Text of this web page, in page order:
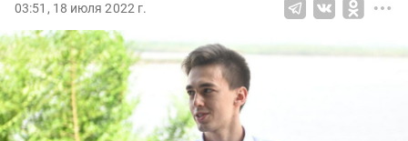
03:51, 18 июля 2022 г.